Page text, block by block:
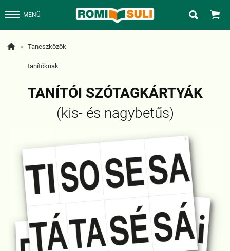
MENÜ  
 » Taneszközök
tanítóknak
TANÍTÓI SZÓTAGKÁRTYÁK
(kis- és nagybetűs)